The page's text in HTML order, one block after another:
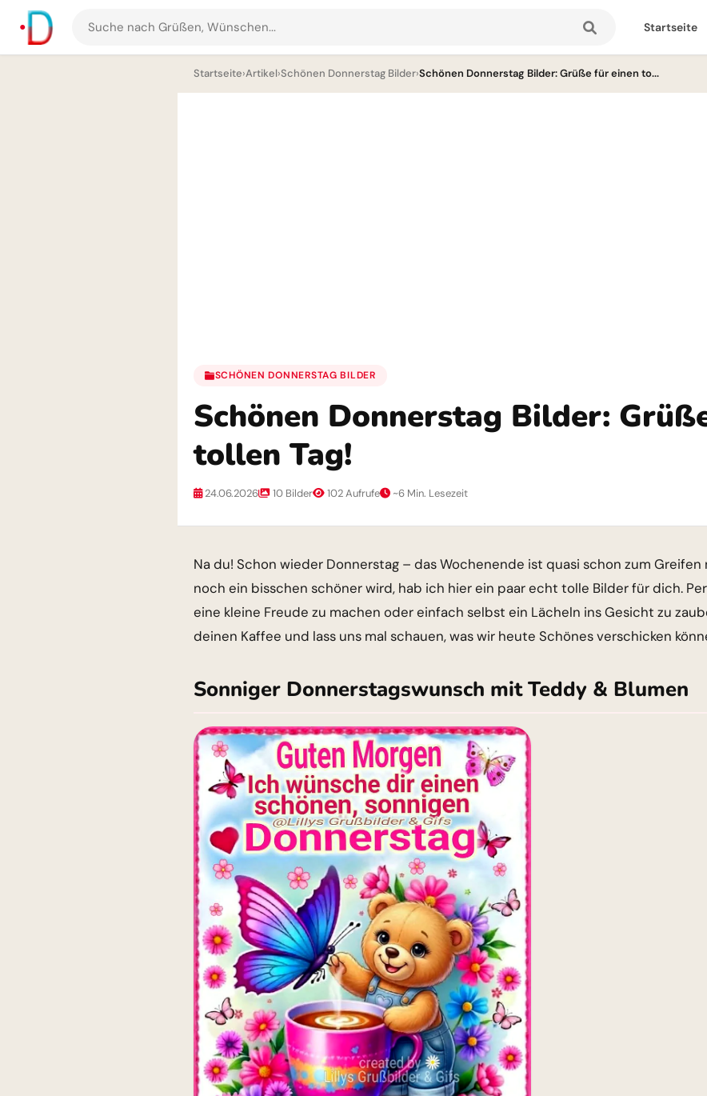
Suche
nach
Startseite
Startseite›Artikel›Schönen Donnerstag Bilder›Schönen Donnerstag Bilder: Grüße für einen to...
SCHÖNEN DONNERSTAG BILDER
Schönen Donnerstag Bilder:
tollen Tag!
24.06.2026 10 Bilder 102 Aufrufe ~6 Min. Lesezeit
Na du! Schon wieder Donnerstag – das Wochenende ist quasi schon zum Greifen
noch ein bisschen schöner wird, hab ich hier ein paar echt tolle Bilder für dich.
eine kleine Freude zu machen oder einfach selbst ein Lächeln ins Gesicht zu
deinen Kaffee und lass uns mal schauen, was wir heute Schönes verschicken
Sonniger Donnerstagswunsch mit Teddy & Blumen